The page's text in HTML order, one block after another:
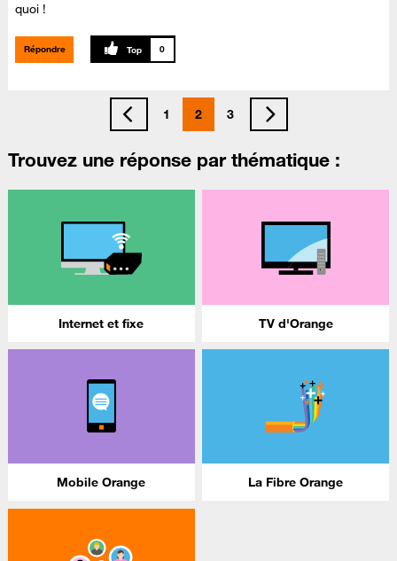
quoi !
Répondre 0
1 2 3
Trouvez une réponse par thématique :
Internet et fixe TV d'Orange
Mobile Orange La Fibre Orange